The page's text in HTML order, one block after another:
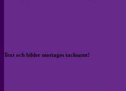
Text och bilder mottages tacksamt!